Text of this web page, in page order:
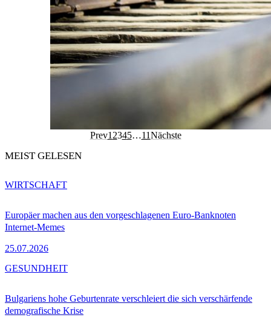
Prev1 2345…11Nächste
MEIST GELESEN
Europäer machen aus den vorgeschlagenen Euro-Banknoten
Internet-Memes
25.07.2026
WIRTSCHAFT
Bulgariens hohe Geburtenrate verschleiert die sich verschärfende
demografische Krise
GESUNDHEIT